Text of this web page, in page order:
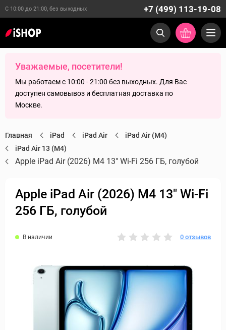
С 10:00 до 21:00, без выходных +7 (499) 113-19-08
Уважаемые, посетители!
Мы работаем с 10:00 - 21:00 без выходных. Для Вас
доступен самовывоз и бесплатная доставка по
Москве.
Главная iPad iPad Air
iPad Air (M4)
iPad Air 13 (M4)
Apple iPad Air (2026) M4 13" Wi-Fi 256 ГБ, голубой
Apple iPad Air (2026) M4 13" Wi-Fi
256 ГБ, голубой
В наличии 0 отзывов